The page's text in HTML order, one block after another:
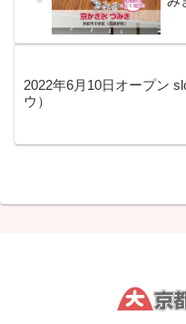
2022年6月10日オープン
ウ）